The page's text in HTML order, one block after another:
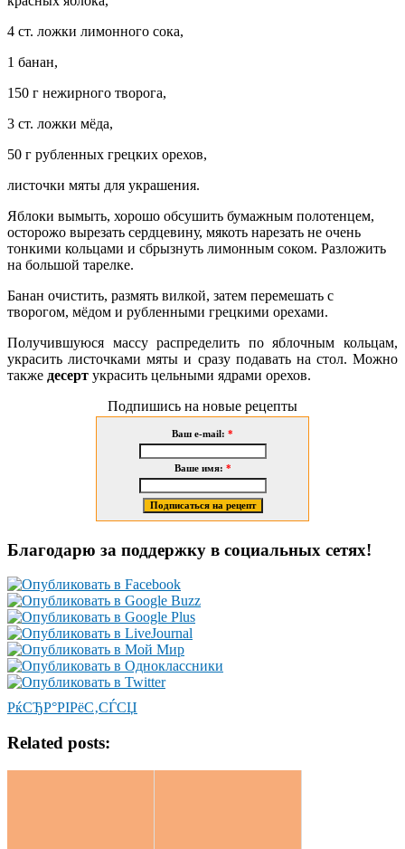
4 ст. ложки лимонного сока,
1 банан,
150 г нежирного творога,
3 ст. ложки мёда,
50 г рубленных грецких орехов,
листочки мяты для украшения.
Яблоки вымыть, хорошо обсушить бумажным полотенцем,
осторожо вырезать сердцевину, мякоть нарезать не очень
тонкими кольцами и сбрызнуть лимонным соком. Разложить
на большой тарелке.
Банан очистить, размять вилкой, затем перемешать с
творогом, мёдом и рубленными грецкими орехами.
Получившуюся массу распределить по яблочным кольцам,
украсить листочками мяты и сразу подавать на стол. Можно
также десерт украсить цельными ядрами орехов.
Подпишись на новые рецепты
Ваш e-mail: *
Ваше имя: *
Благодарю за поддержку в социальных сетях!
РќСЂР°РІРёС‚СЃСЏ
Related posts: